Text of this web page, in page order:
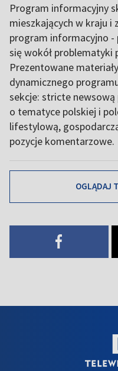
Program informacyjny
mieszkających w kraju i
program informacyjno -
się wokół problematyki
Prezentowane
dynamicznego
sekcje: stricte newsową
o tematyce polskiej i
lifestylową,
pozycje komentarzowe.
OGLĄDAJ